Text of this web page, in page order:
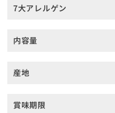
7大アレルゲン
内容量
産地
賞味期限